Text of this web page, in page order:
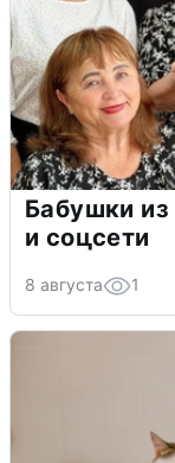
Бабушки из
и соцсети
8 августа 1